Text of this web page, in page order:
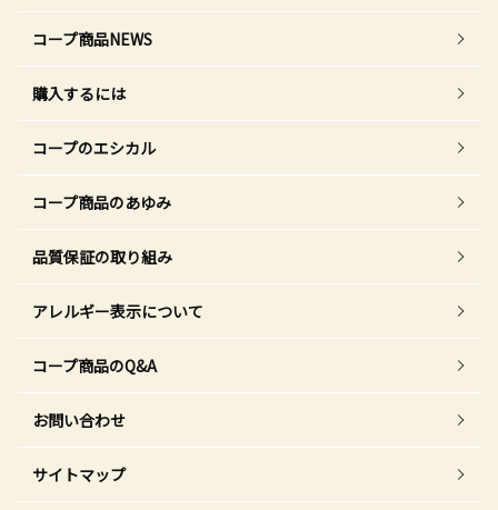
コープ商品NEWS
購入するには
コープのエシカル
コープ商品のあゆみ
品質保証の取り組み
アレルギー表示について
コープ商品のQ&A
お問い合わせ
サイトマップ